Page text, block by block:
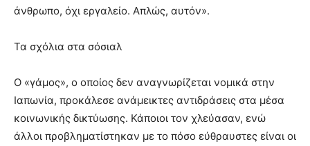
άνθρωπο, όχι εργαλείο. Απλώς, αυτόν».
Τα σχόλια στα σόσιαλ
Ο «γάμος», ο οποίος δεν αναγνωρίζεται νομικά στην
Ιαπωνία, προκάλεσε ανάμεικτες αντιδράσεις στα μέσα
κοινωνικής δικτύωσης. Κάποιοι τον χλεύασαν, ενώ
άλλοι προβληματίστηκαν με το πόσο εύθραυστες είναι οι